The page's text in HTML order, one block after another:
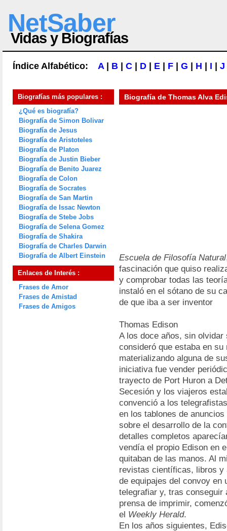
NetSaber
Vidas y Biografías
Índice Alfabético: A| B C D E F G H I J
Biografías más populares :
¿Qué es biografía?
Biografía de Simon Bolivar
Biografía de Jesus
Biografía de Aristoteles
Biografía de Platon
Biografía de Justin Bieber
Biografía de Benito Juarez
Biografía de Colon
Biografía de Socrates
Biografía de San Martin
Biografía de Issac Newton
Biografía de Stebe Jobs
Biografía de Selena Gomez
Biografía de Shakira
Biografía de Charles Darwin
Biografía de Albert Einstein
Enlaces de Interés :
Frases de Amor
Frases de Amistad
Frases de Amigos
Biografía de Thomas Alva
Escuela de Filosofía Natural
fascinación que quiso
y comprobar todas las
instaló en el sótano de su
de que iba a ser inventor
Thomas Edison
A los doce años, sin
consideró que estaba en
materializando alguna de
iniciativa fue vender
trayecto de Port Huron a
Secesión y los viajeros
convenció a los
en los tablones de
sobre el desarrollo de la
detalles completos
vendía el propio Edison en
quitaban de las manos. Al
revistas científicas, libros y
de equipajes del convoy en
telegrafiar y, tras conseguir
prensa de imprimir,
el Weekly Herald.
En los años siguientes,